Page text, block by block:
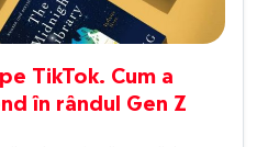
TikTok. Cum a
în rândul Gen Z